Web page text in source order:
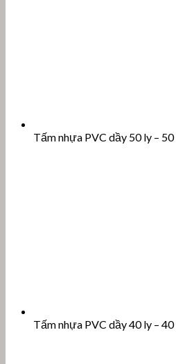
Tấm nhựa PVC dầy 50 ly –
Tấm nhựa PVC dầy 40 ly –